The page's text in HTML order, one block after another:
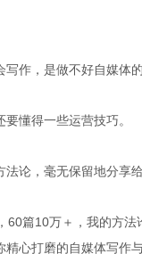
作，是做不好自媒体的
懂得一些运营技巧。
论，毫无保留地分享给
60篇10万＋，我的方
心打磨的自媒体写作与